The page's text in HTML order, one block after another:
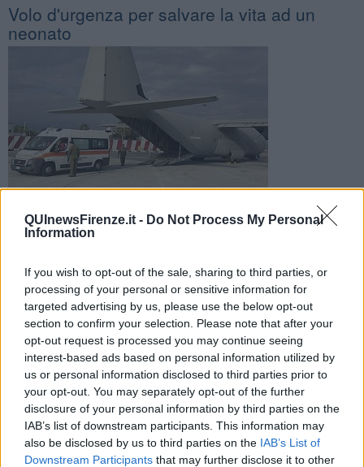
QUInewsFirenze.it - Do Not Process My Personal
Information
If you wish to opt-out of the sale, sharing to third parties, or
processing of your personal or sensitive information for
targeted advertising by us, please use the below opt-out
section to confirm your selection. Please note that after your
opt-out request is processed you may continue seeing
interest-based ads based on personal information utilized by
us or personal information disclosed to third parties prior to
your opt-out. You may separately opt-out of the further
disclosure of your personal information by third parties on the
IAB’s list of downstream participants. This information may
also be disclosed by us to third parties on the IAB’s List of
Downstream Participants that may further disclose it to other
Volo d'urgenza per salvare la vita ad un
neonato
Il piccolo di tre mesi da Alghero è stato trasportato con un
Falcon dell'aeronautica all'ospedale pediatrico Meyer. Adesso
FIRENZE —Un neonato in imminente pericolo di vita è stato
trasportato da Alghero a Firenze con un Falcon 900 dello Stormo
dell'Aeronautica Militare.
L'operazione sanitaria di urgenza è stata richiesta dalla prefettura
di Sassari per permettere il trasferimento nel più breve tempo
possibile del piccolo paziente dall'ospedale Santissima Annunziata
di Sassari all'ospedale Meyer a Firenze.